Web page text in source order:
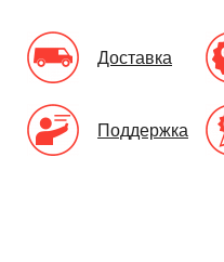
Доставка
Поддержка